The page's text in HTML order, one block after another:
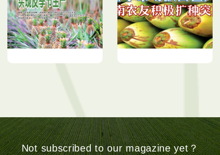
Not subscribed to our magazine yet？